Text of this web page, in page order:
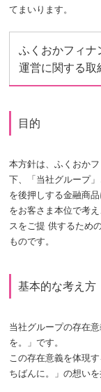
てまいります。
ふくおかフィナ
運営に関する取
目的
本方針は、ふくおか
下、「当社グループ
を後押しする金融商
をお客さま本位で考
スをご提 供するため
ものです。
基本的な考え方
当社グループの存在
を。」です。
この存在意義を体現
ちばんに。」の想い